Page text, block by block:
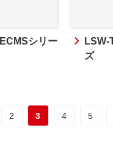
シリー
LSW-
ズ
2 3 4 5